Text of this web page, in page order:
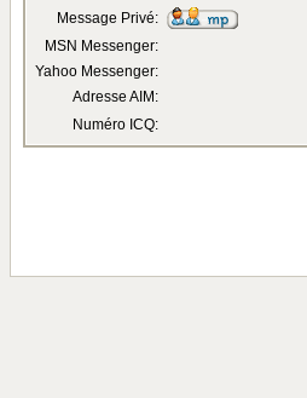
Message Privé:
MSN Messenger:
Yahoo Messenger:
Adresse AIM:
Numéro ICQ: